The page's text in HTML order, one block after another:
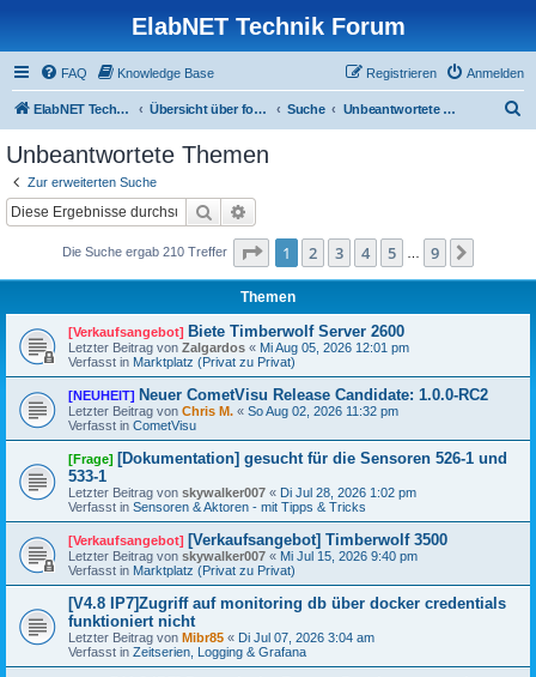
ElabNET Technik Forum
FAQ Knowledge Base Anmelden
Registrieren
ElabNET Technik Forum Übersicht über forum.timberwolf.io Suche Unbeantwortete Themen
Unbeantwortete Themen
Zur erweiterten Suche
Suche
Die Suche ergab 210 Treffer Seite 1von
1 2 3 4 5 9
Themen
[Verkaufsangebot] Biete Timberwolf Server 2600
Letzter Beitrag von Zalgardos « Mi Aug 05, 2026 12:01 pm
Verfasst in Marktplatz (Privat zu Privat)
[NEUHEIT] Neuer CometVisu Release Candidate: 1.0.0-RC2
Letzter Beitrag von Chris M. « So Aug 02, 2026 11:32 pm
Verfasst in CometVisu
[Frage] [Dokumentation] gesucht für die Sensoren 526-1 und
533-1
Letzter Beitrag von skywalker007 « Di Jul 28, 2026 1:02 pm
Verfasst in Sensoren & Aktoren - mit Tipps & Tricks
[Verkaufsangebot] [Verkaufsangebot] Timberwolf 3500
Letzter Beitrag von skywalker007 « Mi Jul 15, 2026 9:40 pm
Verfasst in Marktplatz (Privat zu Privat)
[V4.8 IP7]Zugriff auf monitoring db über docker credentials
funktioniert nicht
Letzter Beitrag von Mibr85 « Di Jul 07, 2026 3:04 am
Verfasst in Zeitserien, Logging & Grafana